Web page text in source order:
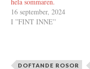
hela sommaren.
16 september, 2024
I ”FINT INNE”
DOFTANDE ROSOR